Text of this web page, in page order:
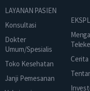
LAYANAN PASIEN
Konsultasi
Dokter
Umum/Spesialis
Toko Kesehatan
Janji Pemesanan
Cerita